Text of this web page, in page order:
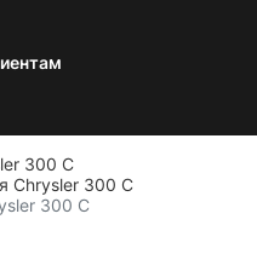
300 C
Chrysler 300 C
300 C